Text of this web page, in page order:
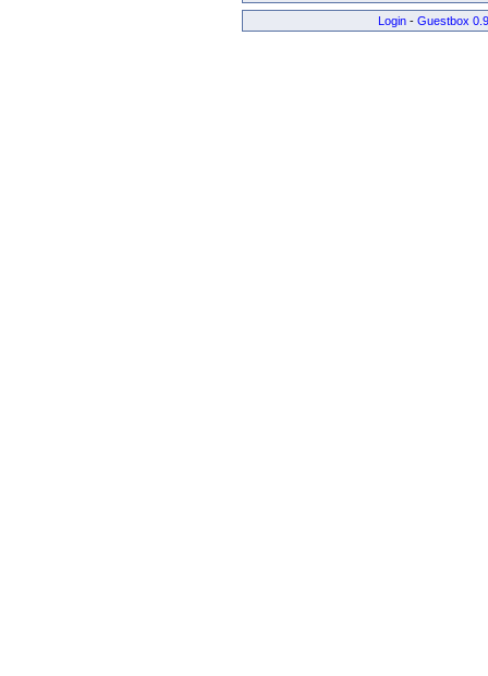
Login- Guestbox